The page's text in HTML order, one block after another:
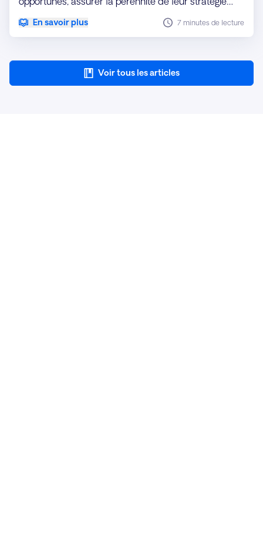
d'enquête et favoriser une culture de l'innovation.
En savoir plus 7 minutes de lecture
Voir tous les articles